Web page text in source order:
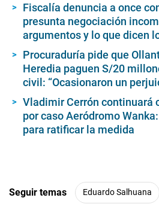
Fiscalía denuncia a once
presunta negociación
argumentos y lo que dicen
Procuraduría pide que
Heredia paguen S/20
civil: “Ocasionaron un
Vladimir Cerrón continuará
por caso Aeródromo
para ratificar la medida
Seguir temas Eduardo Salhuana